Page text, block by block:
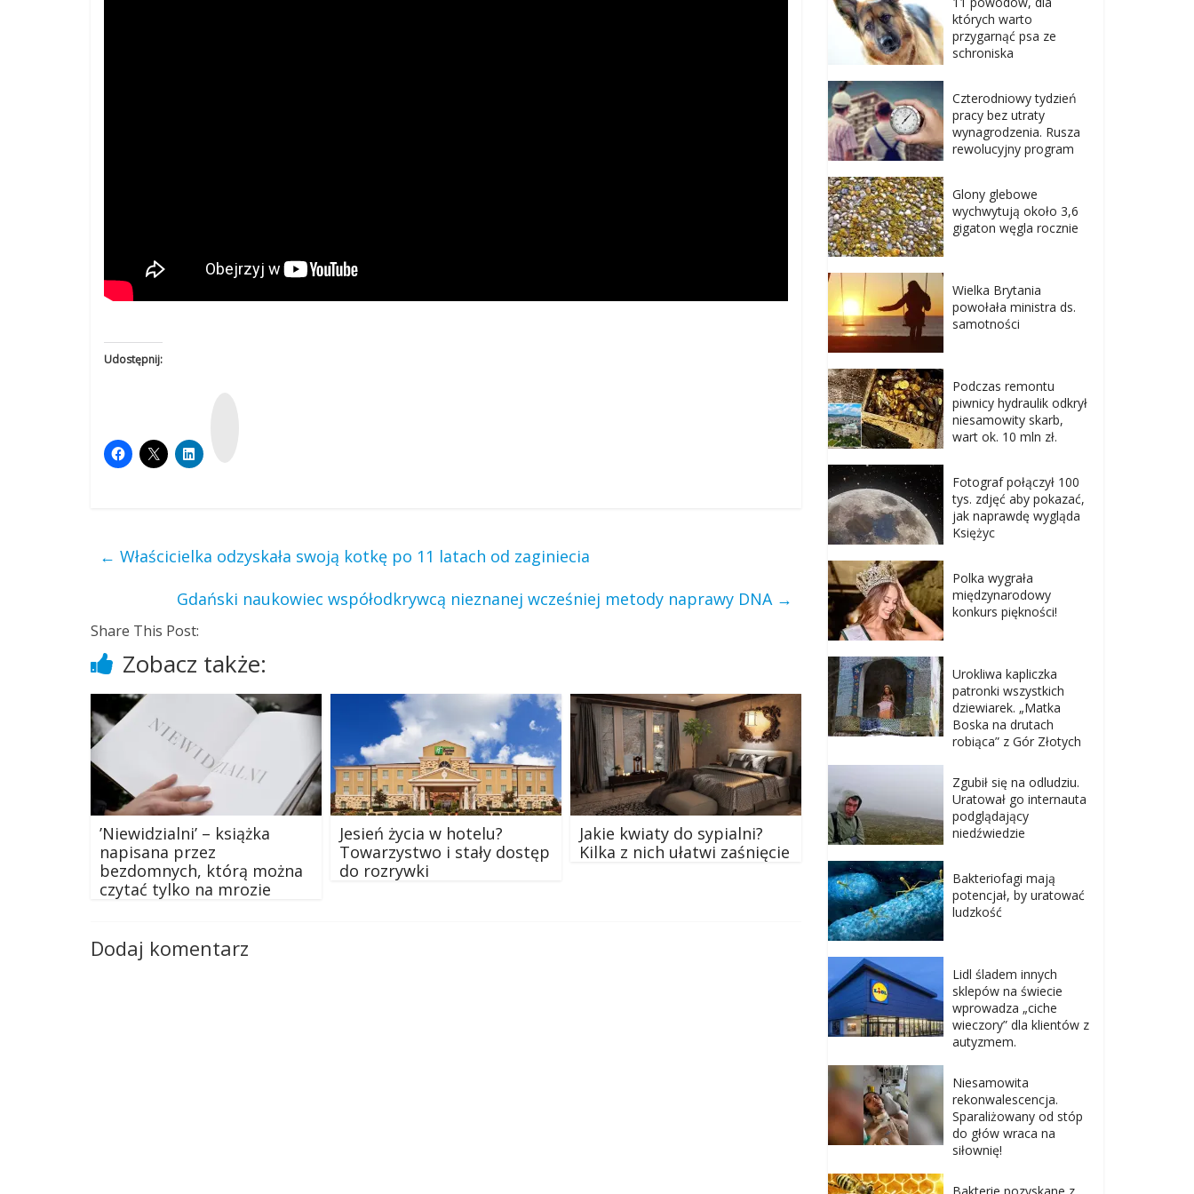
Udostępnij:
← Właścicielka odzyskała swoją kotkę po 11 latach od zaginiecia
Gdański naukowiec współodkrywcą nieznanej wcześniej metody naprawy DNA →
Share This Post:
Zobacz także:
’Niewidzialni’ – książka
napisana przez
bezdomnych, którą można
czytać tylko na mrozie
Jesień życia w hotelu?
Towarzystwo i stały dostęp
do rozrywki
Jakie kwiaty do sypialni?
Kilka z nich ułatwi zaśnięcie
Dodaj komentarz
których warto
przygarnąć psa ze
schroniska
Czterodniowy tydzień
pracy bez utraty
wynagrodzenia. Rusza
rewolucyjny program
Glony glebowe
wychwytują około 3,6
gigaton węgla rocznie
Wielka Brytania
powołała ministra ds.
samotności
Podczas remontu
piwnicy hydraulik odkrył
niesamowity skarb,
wart ok. 10 mln zł.
Fotograf połączył 100
tys. zdjęć aby pokazać,
jak naprawdę wygląda
Księżyc
Polka wygrała
międzynarodowy
konkurs piękności!
Urokliwa kapliczka
patronki wszystkich
dziewiarek. „Matka
Boska na drutach
robiąca” z Gór Złotych
Zgubił się na odludziu.
Uratował go internauta
podglądający
niedźwiedzie
Bakteriofagi mają
potencjał, by uratować
ludzkość
Lidl śladem innych
sklepów na świecie
wprowadza „ciche
wieczory” dla klientów z
autyzmem.
Niesamowita
rekonwalescencja.
Sparaliżowany od stóp
do głów wraca na
siłownię!